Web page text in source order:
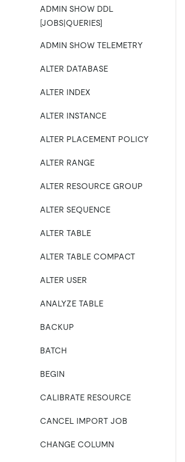
ADMIN SHOW DDL
[JOBS|QUERIES]
ADMIN SHOW TELEMETRY
ALTER DATABASE
ALTER INDEX
ALTER INSTANCE
ALTER PLACEMENT POLICY
ALTER RANGE
ALTER RESOURCE GROUP
ALTER SEQUENCE
ALTER TABLE
ALTER TABLE COMPACT
ALTER USER
ANALYZE TABLE
BACKUP
BATCH
BEGIN
CALIBRATE RESOURCE
CANCEL IMPORT JOB
CHANGE COLUMN